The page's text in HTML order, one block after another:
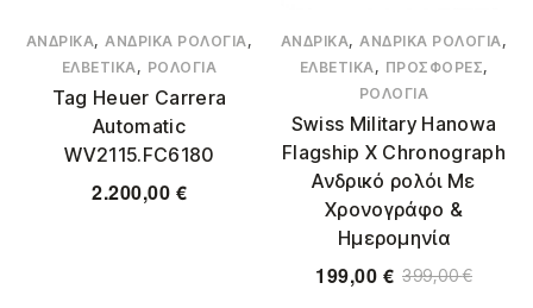
ΑΝΔΡΙΚΆ,ΑΝΔΡΙΚΆ ΡΟΛΌΓΙΑ,
ΕΛΒΕΤΙΚΆ, ΡΟΛΌΓΙΑ
Tag Heuer Carrera
Automatic
WV2115.FC6180
2.200,00 €
ΑΝΔΡΙΚΆ,ΑΝΔΡΙΚΆ ΡΟΛΌΓΙΑ,
ΕΛΒΕΤΙΚΆ, ΠΡΟΣΦΟΡΈΣ,
ΡΟΛΌΓΙΑ
Swiss Military Hanowa
Flagship X Chronograph
Ανδρικό ρολόι Με
Χρονογράφο &
Ημερομηνία
399,00€
199,00 €